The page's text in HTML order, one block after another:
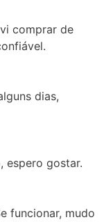
comprar de
dias,
espero gostar.
funcionar, mudo